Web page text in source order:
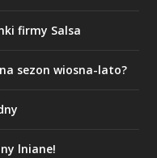
firmy Salsa
sezon wiosna-lato?
lniane!